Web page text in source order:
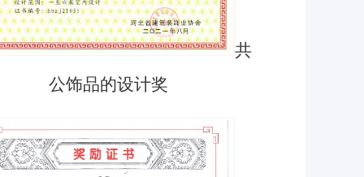
共
公饰品的设计奖